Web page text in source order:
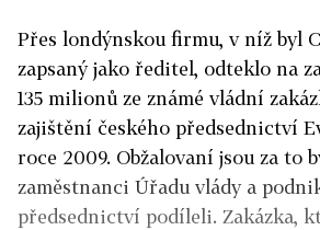
Přes londýnskou firmu, v níž byl
zapsaný jako ředitel, odteklo na
135 milionů ze známé vládní
zajištění českého předsednictví
roce 2009. Obžalovaní jsou za to
zaměstnanci Úřadu vlády a
předsednictví podíleli. Zakázka,